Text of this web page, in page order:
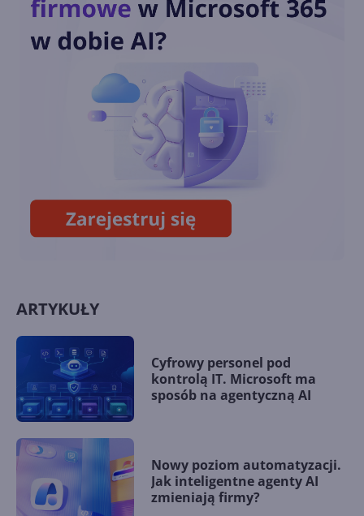
Streaming na Twitchu i granie
generacji na Xbox One
Next-genowa funkcjonalność
w aktualizacji firmware'u
kontrolerów Xbox One
ARTYKUŁY
Cyfrowy personel pod
kontrolą IT. Microsoft ma
sposób na agentyczną AI
Nowy poziom automatyzacji.
Jak inteligentne agenty AI
zmieniają firmy?